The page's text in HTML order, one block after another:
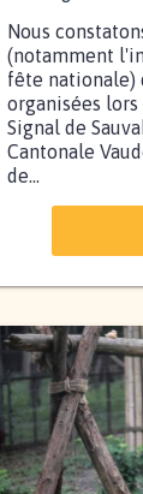
Nous
(notamment
fête nationale)
organisées
Signal de
Cantonale
de...